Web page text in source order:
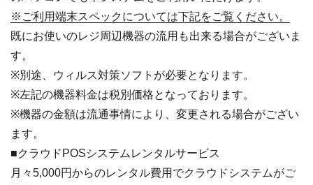
※ご利用端末スペックについては下記をご覧ください。
既にお使いのレジ周辺機器の流用も出来る場合がございま
す。
※別途、ウィルス対策ソフトが必要となります。
※左記の機器料金は税別価格となっております。
※機器の金額は流通事情により、変更される場合がござい
ます。
クラウドPOSシステムレンタルサービス
月々5,000円からのレンタル費用でクラウドシステムがご